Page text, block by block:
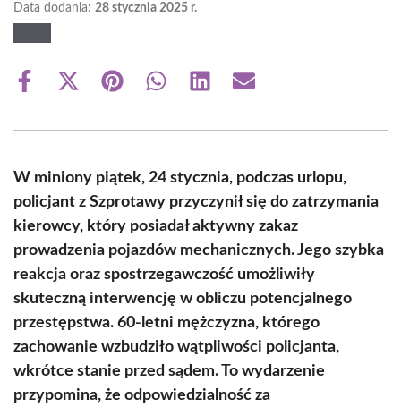
Data dodania: 28 stycznia 2025 r.
Share
Share
(Twitter)
Share Share Share Share
W miniony piątek, 24 stycznia, podczas urlopu,
policjant z Szprotawy przyczynił się do zatrzymania
kierowcy, który posiadał aktywny zakaz
prowadzenia pojazdów mechanicznych. Jego szybka
reakcja oraz spostrzegawczość umożliwiły
skuteczną interwencję w obliczu potencjalnego
przestępstwa. 60-letni mężczyzna, którego
zachowanie wzbudziło wątpliwości policjanta,
wkrótce stanie przed sądem. To wydarzenie
przypomina, że odpowiedzialność za